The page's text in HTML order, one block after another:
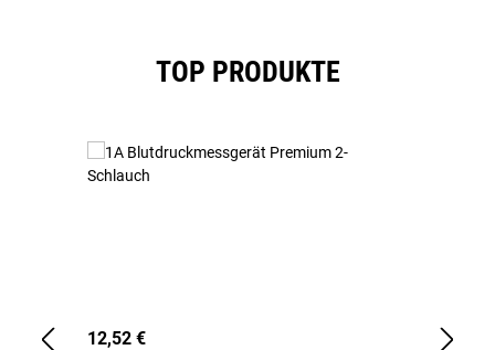
TOP PRODUKTE
12,52 €